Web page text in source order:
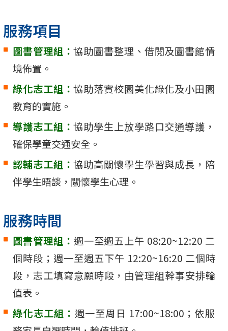
服務項目
圖書管理組：協助圖書整理、借閱及圖書館情
境佈置。
綠化志工組：協助落實校園美化綠化及小田園
教育的實施。
導護志工組：協助學生上放學路口交通導護，
確保學童交通安全。
認輔志工組：協助高關懷學生學習與成長，陪
伴學生晤談，關懷學生心理。
服務時間
圖書管理組： 週一至週五上午 08:20~12:20 二
個時段；週一至週五下午 12:20~16:20 二個時
段，志工填寫意願時段，由管理組幹事安排輪
值表。
綠化志工組： 週一至周日 17:00~18:00；依服